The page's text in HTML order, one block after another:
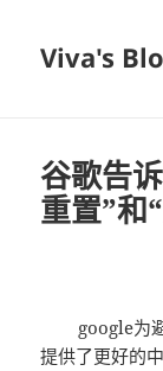
Viva's
谷歌告
重置”和
google为避
提供了更好的